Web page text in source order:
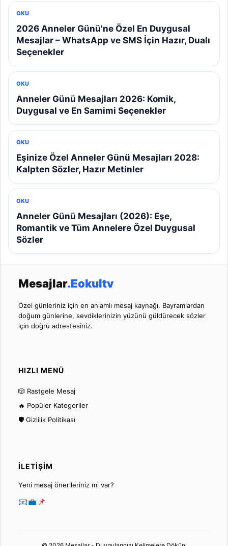
OKU
2026 Anneler Günü'ne Özel En Duygusal
Mesajlar – WhatsApp ve SMS İçin Hazır, Dualı
Seçenekler
OKU
Anneler Günü Mesajları 2026: Komik,
Duygusal ve En Samimi Seçenekler
OKU
Eşinize Özel Anneler Günü Mesajları 2028:
Kalpten Sözler, Hazır Metinler
OKU
Anneler Günü Mesajları (2026): Eşe,
Romantik ve Tüm Annelere Özel Duygusal
Sözler
Mesajlar.Eokultv
Özel günleriniz için en anlamlı mesaj kaynağı. Bayramlardan
doğum günlerine, sevdiklerinizin yüzünü güldürecek sözler
için doğru adrestesiniz.
HIZLI MENÜ
🎲 Rastgele Mesaj
🔥 Popüler Kategoriler
🛡️ Gizlilik Politikası
İLETIŞIM
Yeni mesaj önerileriniz mi var?
📧💼📌